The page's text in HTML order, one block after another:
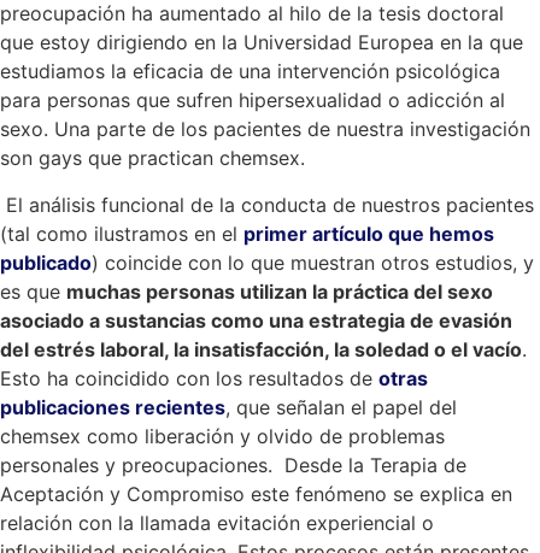
preocupación ha aumentado al hilo de la tesis doctoral
que estoy dirigiendo en la Universidad Europea en la que
estudiamos la eficacia de una intervención psicológica
para personas que sufren hipersexualidad o adicción al
sexo. Una parte de los pacientes de nuestra investigación
son gays que practican chemsex.
El análisis funcional de la conducta de nuestros pacientes
(tal como ilustramos en el primer artículo que hemos
publicado) coincide con lo que muestran otros estudios, y
es que muchas personas utilizan la práctica del sexo
asociado a sustancias como una estrategia de evasión
del estrés laboral, la insatisfacción, la soledad o el vacío.
Esto ha coincidido con los resultados de otras
publicaciones recientes, que señalan el papel del
chemsex como liberación y olvido de problemas
personales y preocupaciones. Desde la Terapia de
Aceptación y Compromiso este fenómeno se explica en
relación con la llamada evitación experiencial o